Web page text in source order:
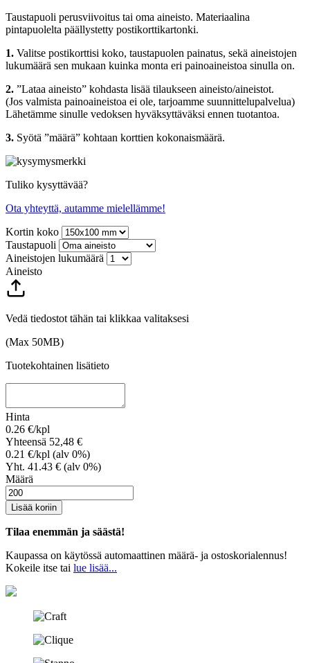
Taustapuoli perusviivoitus tai oma aineisto. Materiaalina
pintapuolelta päällystetty postikorttikartonki.
1. Valitse postikorttisi koko, taustapuolen painatus, sekä aineistojen
lukumäärä sen mukaan kuinka monta eri painoaineistoa sinulla on.
2. ”Lataa aineisto” kohdasta lisää tilaukseen aineisto/aineistot.
(Jos valmista painoaineistoa ei ole, tarjoamme suunnittelupalvelua)
Lähetämme sinulle vedoksen hyväksyttäväksi ennen tuotantoa.
3. Syötä ”määrä” kohtaan korttien kokonaismäärä.
Tuliko kysyttävää?
Ota yhteyttä, autamme mielellämme!
Kortin koko
Taustapuoli
Aineistojen lukumäärä
Aineisto
Vedä tiedostot tähän tai klikkaa valitaksesi
(Max 50MB)
Tuotekohtainen lisätieto
Hinta
0.26 €/kpl
Yhteensä 52,48 €
0.21 €/kpl (alv 0%)
Yht. 41.43 € (alv 0%)
Määrä
Lisää koriin
Tilaa enemmän ja säästä!
Kaupassa on käytössä automaattinen määrä- ja ostoskorialennus!
Kokeile itse tai lue lisää...